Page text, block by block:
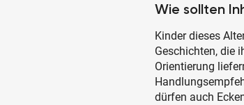
Wie sollten
Kinder dieses
Geschichten, die
Orientierung
dürfen auch